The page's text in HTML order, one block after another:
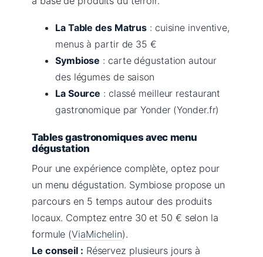
La Table des Matrus : cuisine inventive,
menus à partir de 35 €
Symbiose : carte dégustation autour
des légumes de saison
La Source : classé meilleur restaurant
gastronomique par Yonder (Yonder.fr)
Tables gastronomiques avec menu
dégustation
Pour une expérience complète, optez pour
un menu dégustation. Symbiose propose un
parcours en 5 temps autour des produits
locaux. Comptez entre 30 et 50 € selon la
formule (ViaMichelin).
Le conseil : Réservez plusieurs jours à